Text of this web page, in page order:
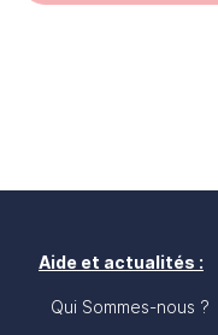
Aide et actualités :
Qui Sommes-nous ?